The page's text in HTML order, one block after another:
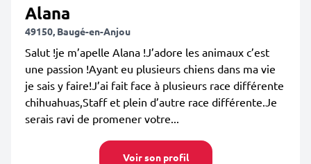
Alana
49150, Baugé-en-Anjou
Salut !je m’apelle Alana !J’adore les animaux c’est
une passion !Ayant eu plusieurs chiens dans ma vie
je sais y faire!J’ai fait face à plusieurs race différente
chihuahuas,Staff et plein d’autre race différente.Je
serais ravi de promener votre...
Voir son profil